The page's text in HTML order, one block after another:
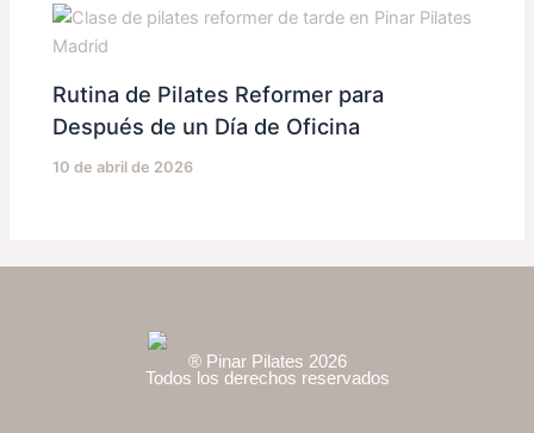
Rutina de Pilates Reformer para
Después de un Día de Oficina
10 de abril de 2026
® Pinar Pilates 2026
Todos los derechos reservados